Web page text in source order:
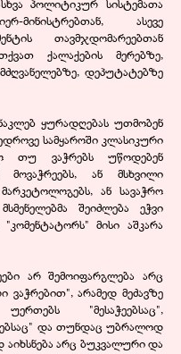
პოლიტიკურ სისტემათა
მინისტრებთან, ასევე
თავმჯდომარეებთან
ქალაქების მერებზე,
დეპუტატებზე
ყურადღებას უთმობენ
სამყაროში კლასიკური
თუ ვაჭრებს უწოდებენ
ან მსხვილი
ან სავაჭრო
შეიძლება ეჭვი
მისი აშკარა
არ შემოიფარგლება არც
ვაჭრებით", არამედ მეძავზე
"მესაჭეებსაც",
და თუნდაც უბრალოდ
აიხსნება არც ბუკვალური და